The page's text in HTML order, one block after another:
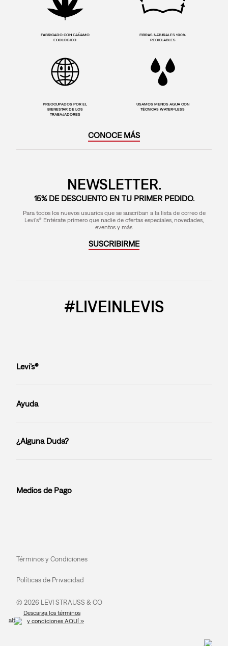
FABRICADO CON CAÑAMO
ECOLÓGICO
FIBRAS NATURALES 100%
RECICLABLES
PREOCUPADOS POR EL
BIENESTAR DE LOS
TRABAJADORES
USAMOS MENOS AGUA CON
TÉCNICAS WATER<LESS
CONOCE MÁS
NEWSLETTER.
15% DE DESCUENTO EN TU PRIMER PEDIDO.
Para todos los nuevos usuarios que se suscriban a la lista de correo de
Levi's® Entérate primero que nadie de ofertas especiales, novedades,
eventos y más.
SUSCRIBIRME
#LIVEINLEVIS
Levi’s®
Ayuda
¿Alguna Duda?
Medios de Pago
Términos y Condiciones
Políticas de Privacidad
© 2026 LEVI STRAUSS & CO
Descarga los términos
y condiciones AQUÍ »